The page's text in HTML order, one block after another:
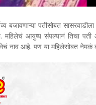
बजावणाऱ्या पतीसोबत
महिलेचं आयुष्य संपल्यानं तिचा
नाव आहे. पण या महिलेसोबत नेमकं